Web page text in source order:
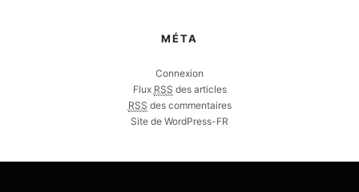
MÉTA
Connexion
Flux RSS des articles
RSS des commentaires
Site de WordPress-FR